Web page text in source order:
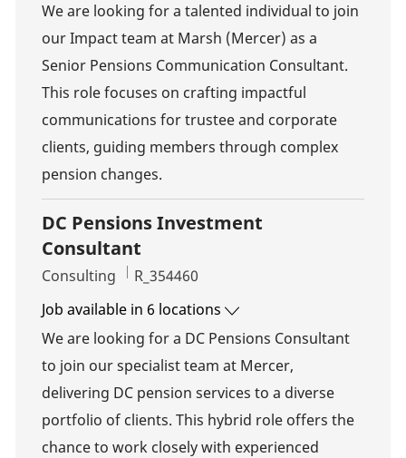
We are looking for a talented individual to join
our Impact team at Marsh (Mercer) as a
Senior Pensions Communication Consultant.
This role focuses on crafting impactful
communications for trustee and corporate
clients, guiding members through complex
pension changes.
DC Pensions Investment
Consultant
Category
Consulting Job Id
R_354460
Job available in 6 locations
We are looking for a DC Pensions Consultant
to join our specialist team at Mercer,
delivering DC pension services to a diverse
portfolio of clients. This hybrid role offers the
chance to work closely with experienced